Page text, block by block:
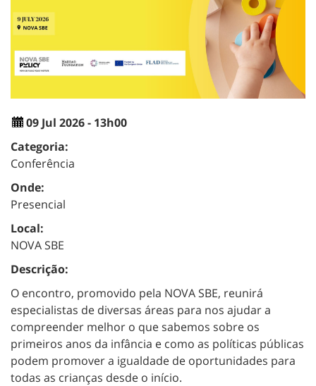
09 Jul 2026 - 13h00
Categoria:
Conferência
Onde:
Presencial
Local:
NOVA SBE
Descrição:
O encontro, promovido pela NOVA SBE, reunirá
especialistas de diversas áreas para nos ajudar a
compreender melhor o que sabemos sobre os
primeiros anos da infância e como as políticas públicas
podem promover a igualdade de oportunidades para
todas as crianças desde o início.